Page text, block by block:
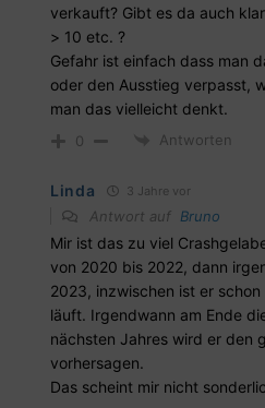
verkauft? Gibt es da auch
> 10 etc. ?
Gefahr ist einfach dass man
oder den Ausstieg verpasst,
man das vielleicht denkt.
0 Antworten
Linda 3 Jahre vor
Antwort auf Bruno
Mir ist das zu viel
von 2020 bis 2022, dann
2023, inzwischen ist er
läuft. Irgendwann am Ende
nächsten Jahres wird er den
vorhersagen.
Das scheint mir nicht